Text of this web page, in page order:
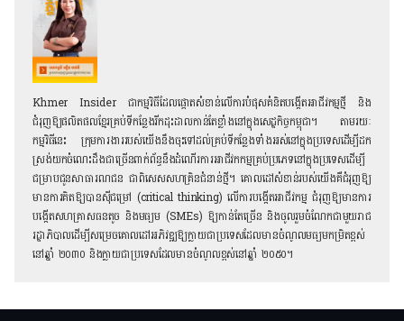
Khmer Insider ជាកម្មវិធីដែលផ្តោតសំខាន់លើការបំផុសគំនិតបង្កើតអាជីវកម្មថ្មី និង
ជំរុញឱ្យផលិតផលខ្មែរគ្រប់ទីកន្លែង​រីកដុះដាលកាន់តែខ្លាំងនៅក្នុងសេដ្ឋកិច្ចកម្ពុជា។ តាមរយៈ
កម្មវិធីនេះ ក្រុមការងាររបស់យើងនឹងចុះទៅដល់គ្រប់ទីកន្លែងទាំងអស់នៅក្នុងប្រទេសដើម្បីដក
ស្រង់យក​ចំណេះដឹងជាច្រើនពាក់ព័ន្ធនឹងដំណើរការអាជីវកកម្មគ្រប់ប្រភេទនៅក្នុងប្រទេសដើម្បី
ជម្រាបជូនសាធារណជន ជាពិសេស​សហគ្រិនជំនាន់ថ្មី។ គោលដៅសំខាន់របស់យើងគឺជំរុញឱ្យ​
មានការគិតឱ្យបានស៊ីជម្រៅ (critical thinking) លើការបង្កើតអាជីវកម្ម ជំរុញឱ្យមានការ
បង្កើតសហគ្រាសធនតូច និងមធ្យម (SMEs) ឱ្យកាន់តែច្រើន និងចូលរួមចំណែកជាមួយរាជ
រដ្ឋាភិបាលដើម្បីសម្រេចគោលដៅអភិវឌ្ឍ​ឱ្យក្លាយជាប្រទេសដែលមានចំណូលមធ្យមកម្រិតខ្ពស់
នៅឆ្នាំ ២០៣០​ និងក្លាយជាប្រទេសដែលមានចំណូលខ្ពស់នៅឆ្នាំ ២០៥០។